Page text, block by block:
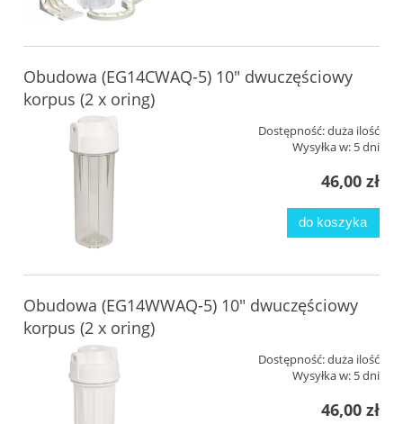
Obudowa (EG14CWAQ-5) 10" dwuczęściowy
korpus (2 x oring)
Dostępność:duża ilość
Wysyłka w: 5 dni
46,00 zł
do koszyka
Obudowa (EG14WWAQ-5) 10" dwuczęściowy
korpus (2 x oring)
Dostępność:duża ilość
Wysyłka w: 5 dni
46,00 zł